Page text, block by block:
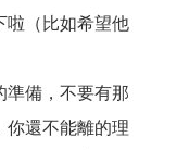
啦（比如希望他
準備，不要有那
你還不能離的理